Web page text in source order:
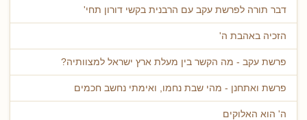
דבר תורה לפרשת עקב עם הרבנית בקשי דורון תחי'
הזכיה באהבת ה'
פרשת עקב - מה הקשר בין מעלת ארץ ישראל למצוותיה?
פרשת ואתחנן - מהי שבת נחמו, ואימתי נחשב חכמים
ה' הוא האלוקים